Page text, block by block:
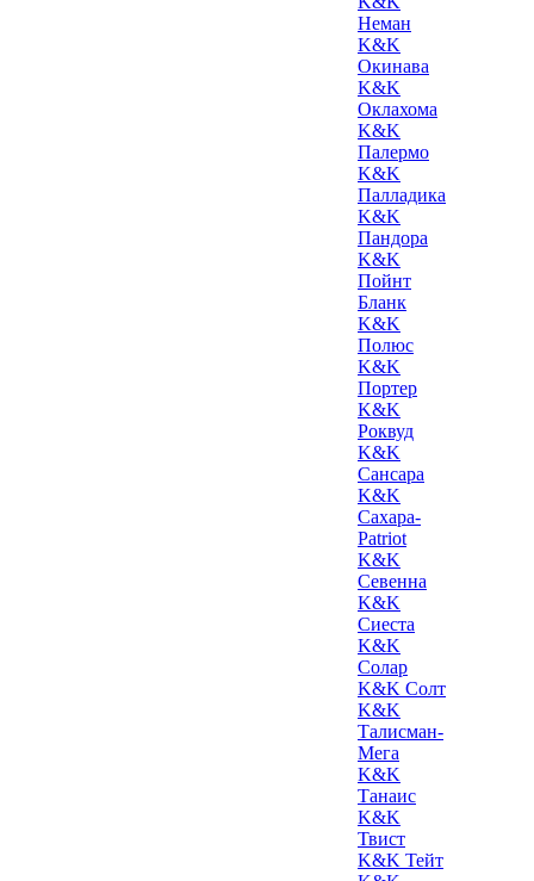
Неман
K&K
Окинава
K&K
Оклахома
K&K
Палермо
K&K
Палладика
K&K
Пандора
K&K
Пойнт
Бланк
K&K
Полюс
K&K
Портер
K&K
Роквуд
K&K
Сансара
K&K
Сахара-
Patriot
K&K
Севенна
K&K
Сиеста
K&K
Солар
K&K Солт
K&K
Талисман-
Мега
K&K
Танаис
K&K
Твист
K&K Тейт